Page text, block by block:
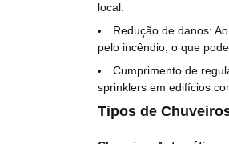
local.
Redução de danos:
pelo incêndio, o que
Cumprimento de
sprinklers em edifícios
Tipos de